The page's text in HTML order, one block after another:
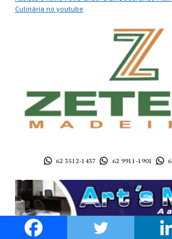
Culinária no youtube
62 3512-1437 62 9911-1901